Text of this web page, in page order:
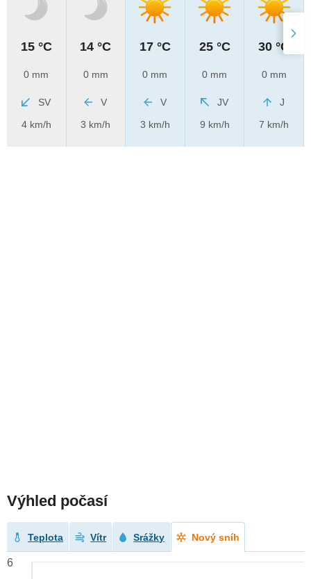
15 °C
0 mm
SV
4 km/h
14 °C
0 mm
V
3 km/h
17 °C
0 mm
V
3 km/h
25 °C
0 mm
JV
9 km/h
30 °C
0 mm
J
7 km/h
Výhled počasí
Teplota Vítr Srážky Nový sníh
6